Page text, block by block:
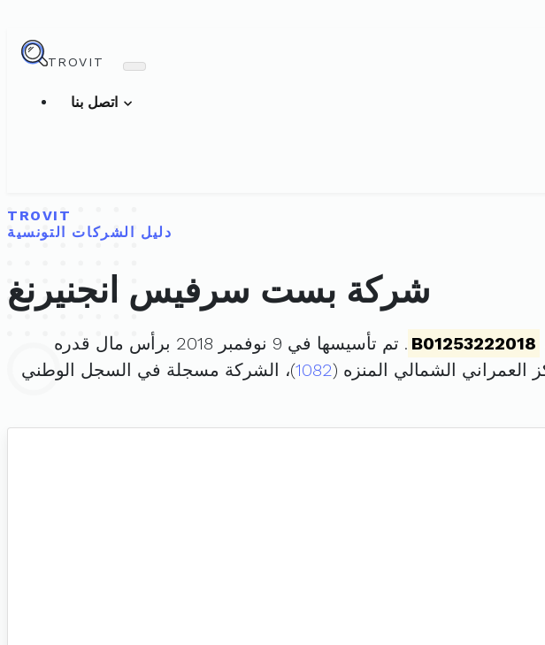
TROVIT
TROVIT
دليل الشركات التونسية
شركة بست سرفيس انجنيرنغ
B01253222018 . تم تأسيسها في 9 نوفمبر 2018 برأس مال قدره
1082)، الشركة مسجلة في السجل الوطني